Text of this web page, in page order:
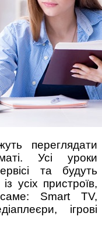
переглядати
Усі уроки
та будуть
усіх пристроїв,
Smart TV,
ігрові